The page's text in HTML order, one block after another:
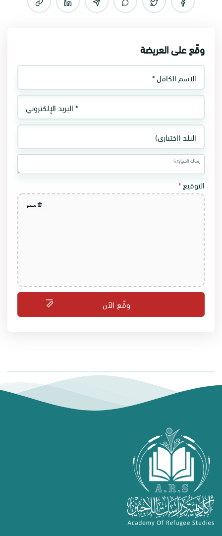
وقّع على العريضة
التوقيع*
مسح
وقّع الآن